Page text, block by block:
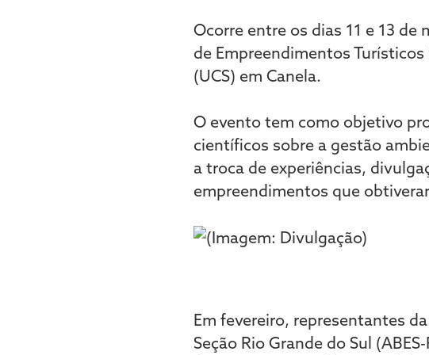
Ocorre entre os dias 11 e 13 de
de Empreendimentos
(UCS) em Canela.
O evento tem como objetivo
científicos sobre a gestão
a troca de experiências,
empreendimentos que
Em fevereiro, representantes
Seção Rio Grande do Sul